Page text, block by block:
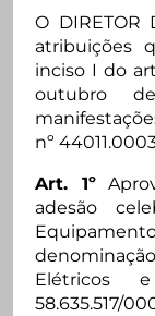
O DIRETOR
atribuições
inciso I do
outubro
nº
Art. 1º
adesão
Elétricos